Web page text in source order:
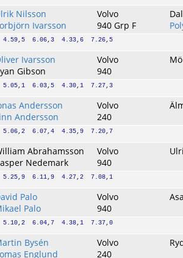
Nilsson
Ivarsson
Volvo
940 Grp F
4.59,5  6.06,3  4.33,6  7.26,5
Ivarsson
Gibson
Volvo
940
5.05,1  6.03,5  4.30,1  7.27,3
Andersson
Andersson
Volvo
240
5.06,2  6.07,4  4.35,9  7.20,7
Abrahamsson
Nedemark
Volvo
940
5.25,9  6.11,9  4.27,2  7.08,1
Palo
Palo
Volvo
940
5.10,2  6.04,7  4.38,1  7.37,0
Bysén
Englund
Volvo
240